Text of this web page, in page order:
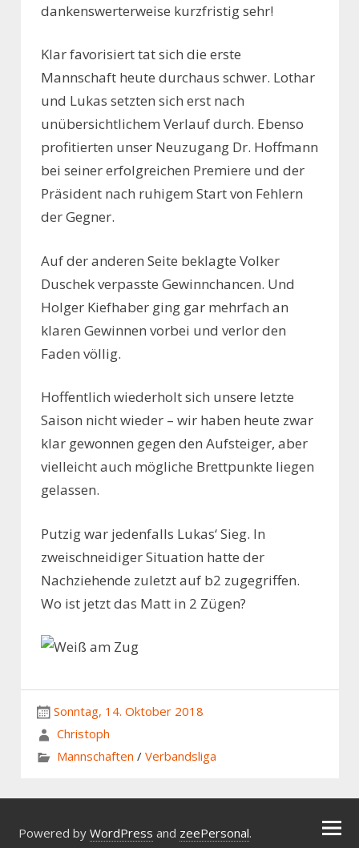
dankenswerterweise kurzfristig sehr!
Klar favorisiert tat sich die erste
Mannschaft heute durchaus schwer. Lothar
und Lukas setzten sich erst nach
unübersichtlichem Verlauf durch. Ebenso
profitierten unser Neuzugang Dr. Hoffmann
bei seiner erfolgreichen Premiere und der
Präsident nach ruhigem Start von Fehlern
der Gegner.
Auf der anderen Seite beklagte Volker
Duschek verpasste Gewinnchancen. Und
Holger Kiefhaber ging gar mehrfach an
klaren Gewinnen vorbei und verlor den
Faden völlig.
Hoffentlich wiederholt sich unsere letzte
Saison nicht wieder – wir haben heute zwar
klar gewonnen gegen den Aufsteiger, aber
vielleicht auch mögliche Brettpunkte liegen
gelassen.
Putzig war jedenfalls Lukas‘ Sieg. In
zweischneidiger Situation hatte der
Nachziehende zuletzt auf b2 zugegriffen.
Wo ist jetzt das Matt in 2 Zügen?
Sonntag, 14. Oktober 2018
Christoph
Mannschaften / Verbandsliga
Powered by WordPress and zeePersonal.